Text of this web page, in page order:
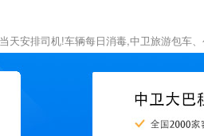
天安排司机!车辆每日消毒,中卫旅游包车